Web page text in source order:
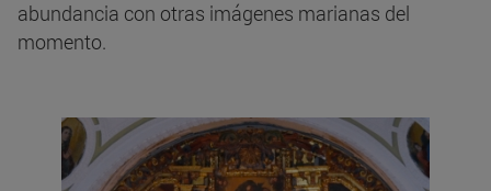
abundancia con otras imágenes marianas del
momento.